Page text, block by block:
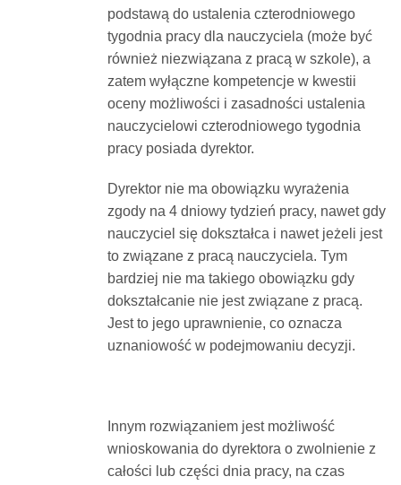
podstawą do ustalenia czterodniowego
tygodnia pracy dla nauczyciela (może być
również niezwiązana z pracą w szkole), a
zatem wyłączne kompetencje w kwestii
oceny możliwości i zasadności ustalenia
nauczycielowi czterodniowego tygodnia
pracy posiada dyrektor.
Dyrektor nie ma obowiązku wyrażenia
zgody na 4 dniowy tydzień pracy, nawet gdy
nauczyciel się dokształca i nawet jeżeli jest
to związane z pracą nauczyciela. Tym
bardziej nie ma takiego obowiązku gdy
dokształcanie nie jest związane z pracą.
Jest to jego uprawnienie, co oznacza
uznaniowość w podejmowaniu decyzji.
Innym rozwiązaniem jest możliwość
wnioskowania do dyrektora o zwolnienie z
całości lub części dnia pracy, na czas